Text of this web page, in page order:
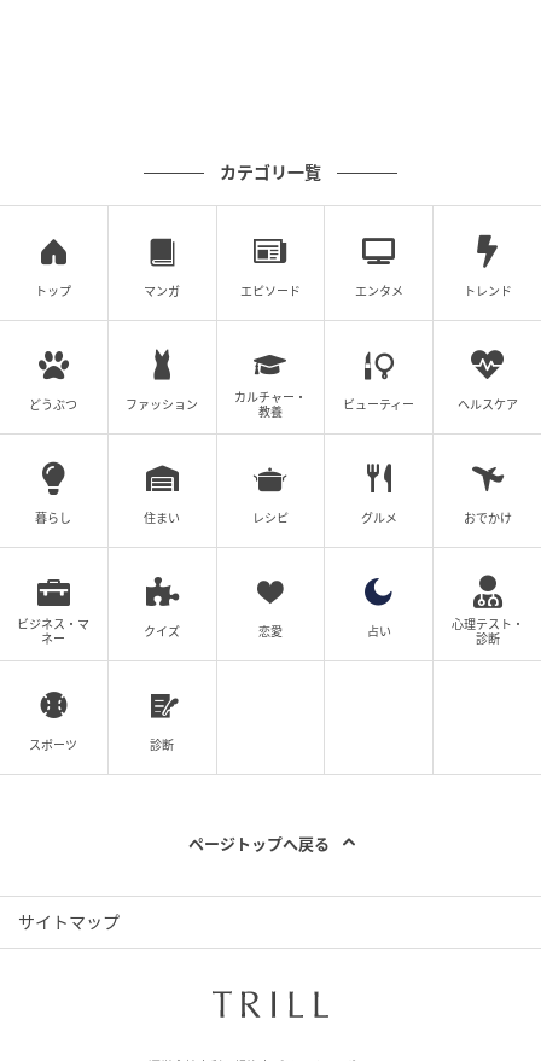
クッションファンデーションの大型モニュメント
入店時にはサンプルが付いたリーフレットが配布さ
れ、店内を巡りながら3つのミッションをクリアするこ
ミッション1「お気に入りのクッションを選ぼ
1階には、ブランドを代表するクッションファンデーシ
ョンをはじめとしたメイクアイテムが並んでおり、
BANILA COが提案する「みずみずしいツヤと透明感」
を実際に体験できるようになっていました。
カテゴリ一覧
トップ マンガ エピソード エンタメ トレンド
どうぶつ ファッション
カルチャー・
教養
ビューティー ヘルスケア
暮らし 住まい レシピ グルメ おでかけ
ビジネス・マ
ネー
クイズ 恋愛 占い
心理テスト・
診断
スポーツ 診断
ページトップへ戻る
サイトマップ